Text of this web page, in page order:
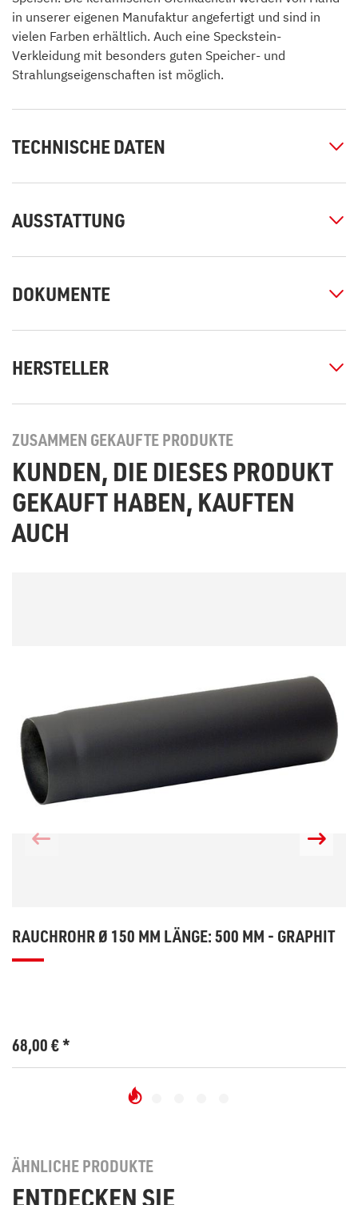
in unserer eigenen Manufaktur angefertigt und sind in
vielen Farben erhältlich. Auch eine Speckstein-
Verkleidung mit besonders guten Speicher- und
Strahlungseigenschaften ist möglich.
TECHNISCHE DATEN
AUSSTATTUNG
DOKUMENTE
HERSTELLER
ZUSAMMEN GEKAUFTE PRODUKTE
KUNDEN, DIE DIESES PRODUKT
GEKAUFT HABEN, KAUFTEN
AUCH
RAUCHROHR Ø 150 MM LÄNGE: 500 MM - GRAPHIT
68,00€*
ÄHNLICHE PRODUKTE
ENTDECKEN SIE